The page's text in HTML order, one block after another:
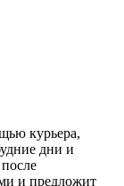
курьера,
дни и
и предложит